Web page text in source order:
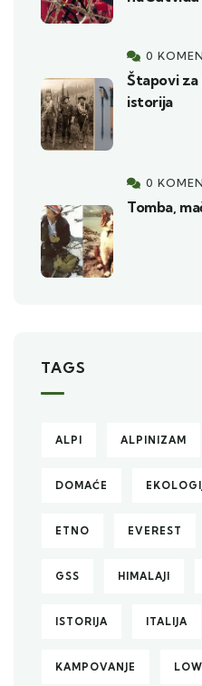
0
Štapovi
istorija
0
Tomba,
TAGS
ALPI ALPINIZAM
DOMAĆE
ETNO EVEREST
GSS HIMALAJI
ISTORIJA ITALIJA
KAMPOVANJE